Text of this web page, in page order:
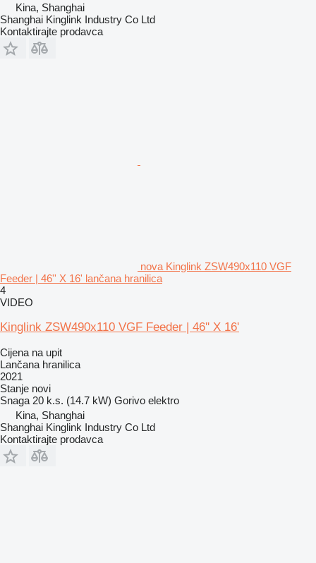
Kina, Shanghai
Shanghai Kinglink Industry Co Ltd
Kontaktirajte prodavca
nova Kinglink ZSW490x110 VGF
Feeder | 46'' X 16' lančana hranilica
4
VIDEO
Kinglink ZSW490x110 VGF Feeder | 46'' X 16'
Cijena na upit
Lančana hranilica
2021
Stanje novi
Snaga 20 k.s. (14.7 kW) Gorivo elektro
Kina, Shanghai
Shanghai Kinglink Industry Co Ltd
Kontaktirajte prodavca